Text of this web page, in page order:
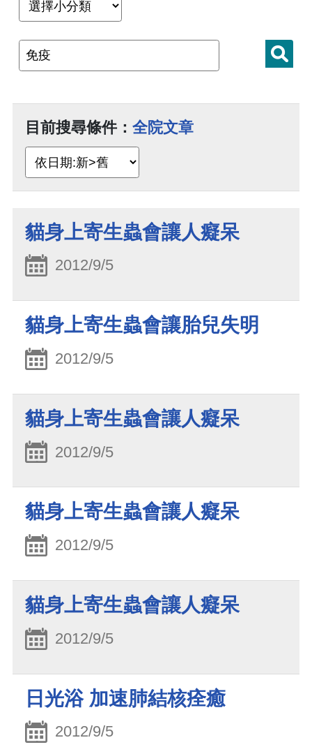
目前搜尋條件： 全院文章
貓身上寄生蟲會讓人癡呆
2012/9/5
貓身上寄生蟲會讓胎兒失明
2012/9/5
貓身上寄生蟲會讓人癡呆
2012/9/5
貓身上寄生蟲會讓人癡呆
2012/9/5
貓身上寄生蟲會讓人癡呆
2012/9/5
日光浴 加速肺結核痊癒
2012/9/5